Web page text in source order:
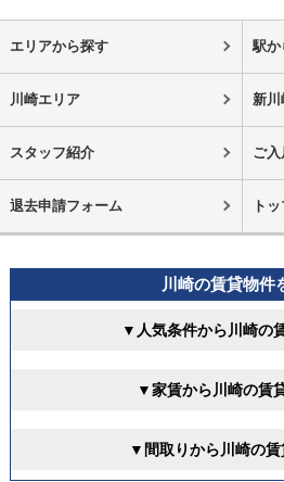
エリアから探す 駅か
川崎エリア 新川
スタッフ紹介 ご
退去申請フォーム ト
川崎の賃貸物件
▼人気条件から川崎の
▼家賃から川崎の賃
▼間取りから川崎の